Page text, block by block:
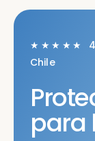
★★★★★
Chile
para